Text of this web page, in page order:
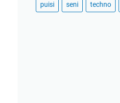
puisi seni techno